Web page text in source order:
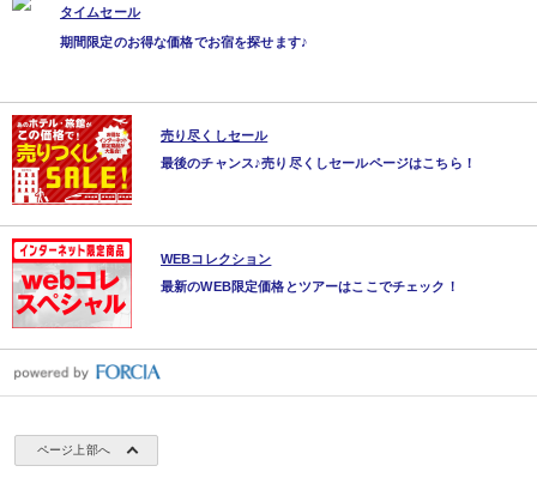
タイムセール
期間限定のお得な価格でお宿を探せます♪
売り尽くしセール
最後のチャンス♪売り尽くしセールページはこちら！
WEBコレクション
最新のWEB限定価格とツアーはここでチェック！
ページ上部へ